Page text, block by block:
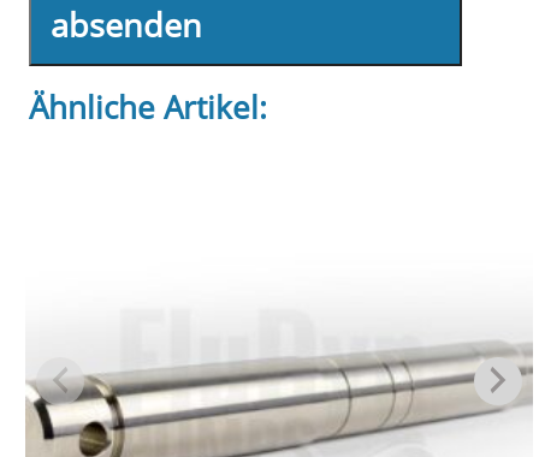
absenden
Ähnliche Artikel: